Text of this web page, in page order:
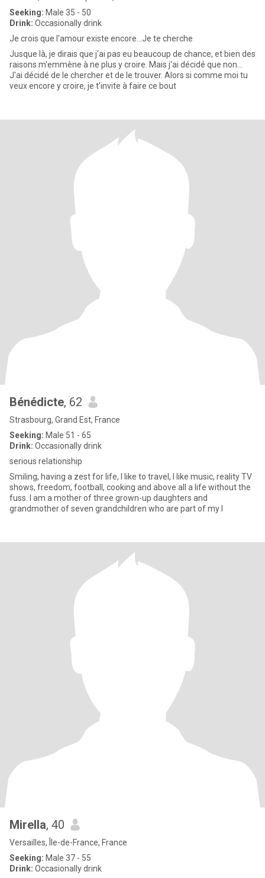
Seeking: Male 35 - 50
Drink: Occasionally drink
Je crois que l'amour existe encore...Je te cherche
Jusque là, je dirais que j'ai pas eu beaucoup de chance, et bien des
raisons m'emmène à ne plus y croire. Mais j'ai décidé que non...
J'ai décidé de le chercher et de le trouver. Alors si comme moi tu
veux encore y croire, je t'invite à faire ce bout
Bénédicte, 62
Strasbourg, Grand Est, France
Seeking: Male 51 - 65
Drink: Occasionally drink
serious relationship
Smiling, having a zest for life, I like to travel, I like music, reality TV
shows, freedom, football, cooking and above all a life without the
fuss. I am a mother of three grown-up daughters and
grandmother of seven grandchildren who are part of my l
Mirella, 40
Versailles, Île-de-France, France
Seeking: Male 37 - 55
Drink: Occasionally drink